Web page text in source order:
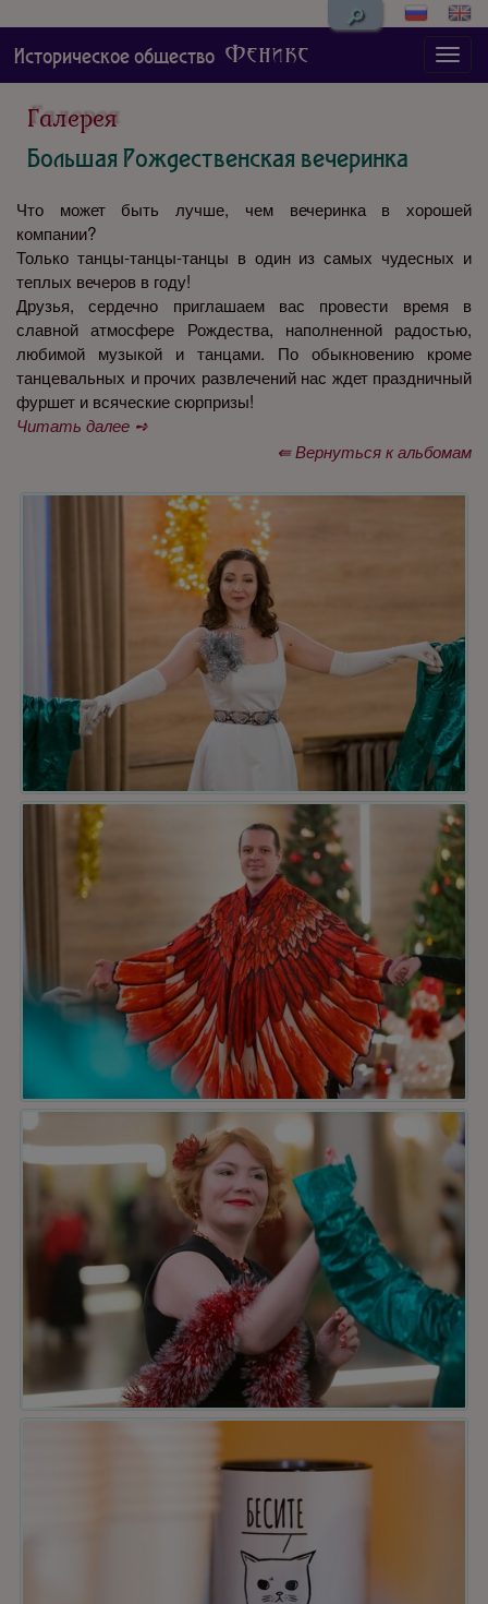
🔎
Историческое общество Феникс
Галерея
Большая Рождественская вечеринка
Что может быть лучше, чем вечеринка в хорошей
компании?
Только танцы-танцы-танцы в один из самых чудесных и
теплых вечеров в году!
Друзья, сердечно приглашаем вас провести время в
славной атмосфере Рождества, наполненной радостью,
любимой музыкой и танцами. По обыкновению кроме
танцевальных и прочих развлечений нас ждет праздничный
фуршет и всяческие сюрпризы!
Читать далее ➺
⇚ Вернуться к альбомам